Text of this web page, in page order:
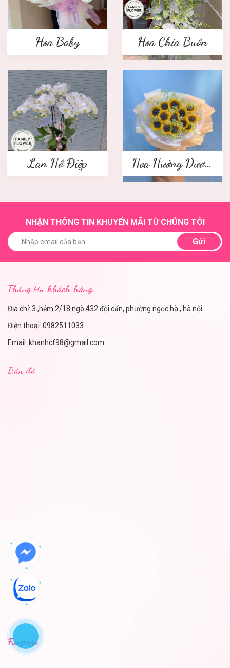
Hoa Baby Hoa Chia Buồn
Lan Hồ Điệp Hoa Hướng Dương
NHẬN THÔNG TIN KHUYẾN MÃI TỪ CHÚNG TÔI
Gửi
Thông tin khách hàng.
Địa chỉ: 3 ,hẻm 2/18 ngõ 432 đội cấn, phường ngọc hà , hà nội
Điện thoại: 0982511033
Email: khanhcf98@gmail.com
Bản đồ
Fanpage